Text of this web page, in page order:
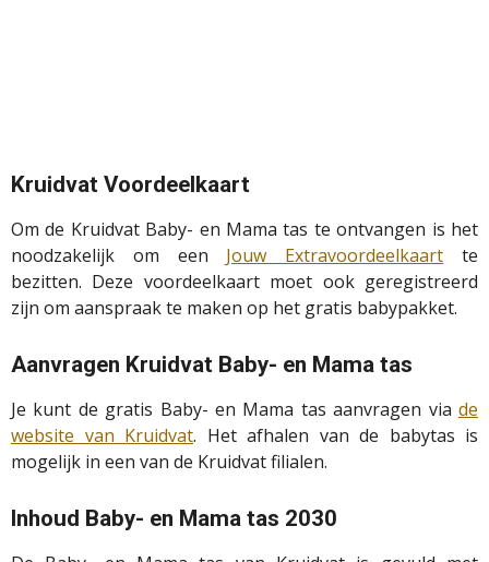
Kruidvat Voordeelkaart
Om de Kruidvat Baby- en Mama tas te ontvangen is het
noodzakelijk om een Jouw Extravoordeelkaart te
bezitten. Deze voordeelkaart moet ook geregistreerd
zijn om aanspraak te maken op het gratis babypakket.
Aanvragen Kruidvat Baby- en Mama tas
Je kunt de gratis Baby- en Mama tas aanvragen via de
website van Kruidvat. Het afhalen van de babytas is
mogelijk in een van de Kruidvat filialen.
Inhoud Baby- en Mama tas 2030